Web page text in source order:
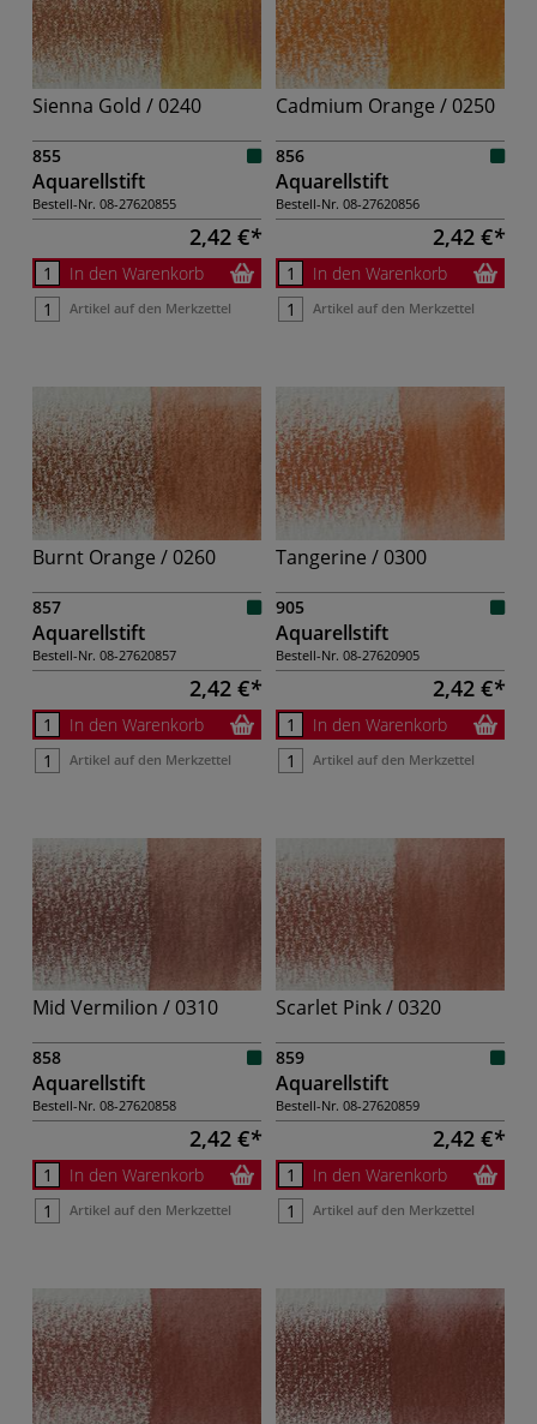
Sienna Gold / 0240
855
Aquarellstift
Bestell-Nr. 08-27620855
2,42 €
In den Warenkorb
Artikel auf den Merkzettel
Cadmium Orange / 0250
856
Aquarellstift
Bestell-Nr. 08-27620856
2,42 €
In den Warenkorb
Artikel auf den Merkzettel
Burnt Orange / 0260
857
Aquarellstift
Bestell-Nr. 08-27620857
2,42 €
In den Warenkorb
Artikel auf den Merkzettel
Tangerine / 0300
905
Aquarellstift
Bestell-Nr. 08-27620905
2,42 €
In den Warenkorb
Artikel auf den Merkzettel
Mid Vermilion / 0310
858
Aquarellstift
Bestell-Nr. 08-27620858
2,42 €
In den Warenkorb
Artikel auf den Merkzettel
Scarlet Pink / 0320
859
Aquarellstift
Bestell-Nr. 08-27620859
2,42 €
In den Warenkorb
Artikel auf den Merkzettel